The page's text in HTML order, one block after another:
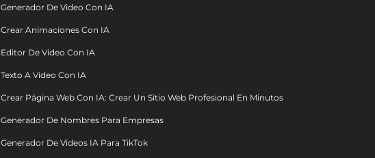
Generador De Video Con IA
Crear Animaciones Con IA
Editor De Video Con IA
Texto A Video Con IA
Crear Página Web Con IA: Crear Un Sitio Web Profesional En Minutos
Generador De Nombres Para Empresas
Generador De Videos IA Para TikTok